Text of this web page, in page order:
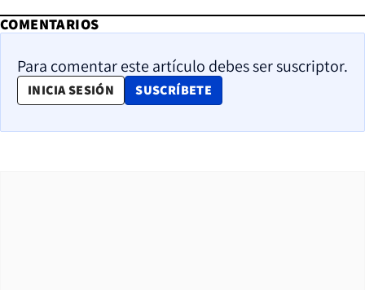
COMENTARIOS
Para comentar este artículo debes ser suscriptor.
INICIA SESIÓN SUSCRÍBETE
OPENS IN NEW WINDOW